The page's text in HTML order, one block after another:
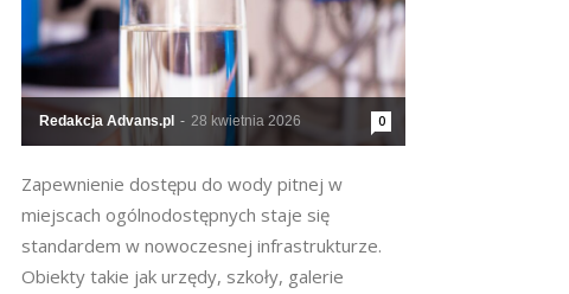
Redakcja Advans.pl - 28 kwietnia 2026 0
Zapewnienie dostępu do wody pitnej w
miejscach ogólnodostępnych staje się
standardem w nowoczesnej infrastrukturze.
Obiekty takie jak urzędy, szkoły, galerie